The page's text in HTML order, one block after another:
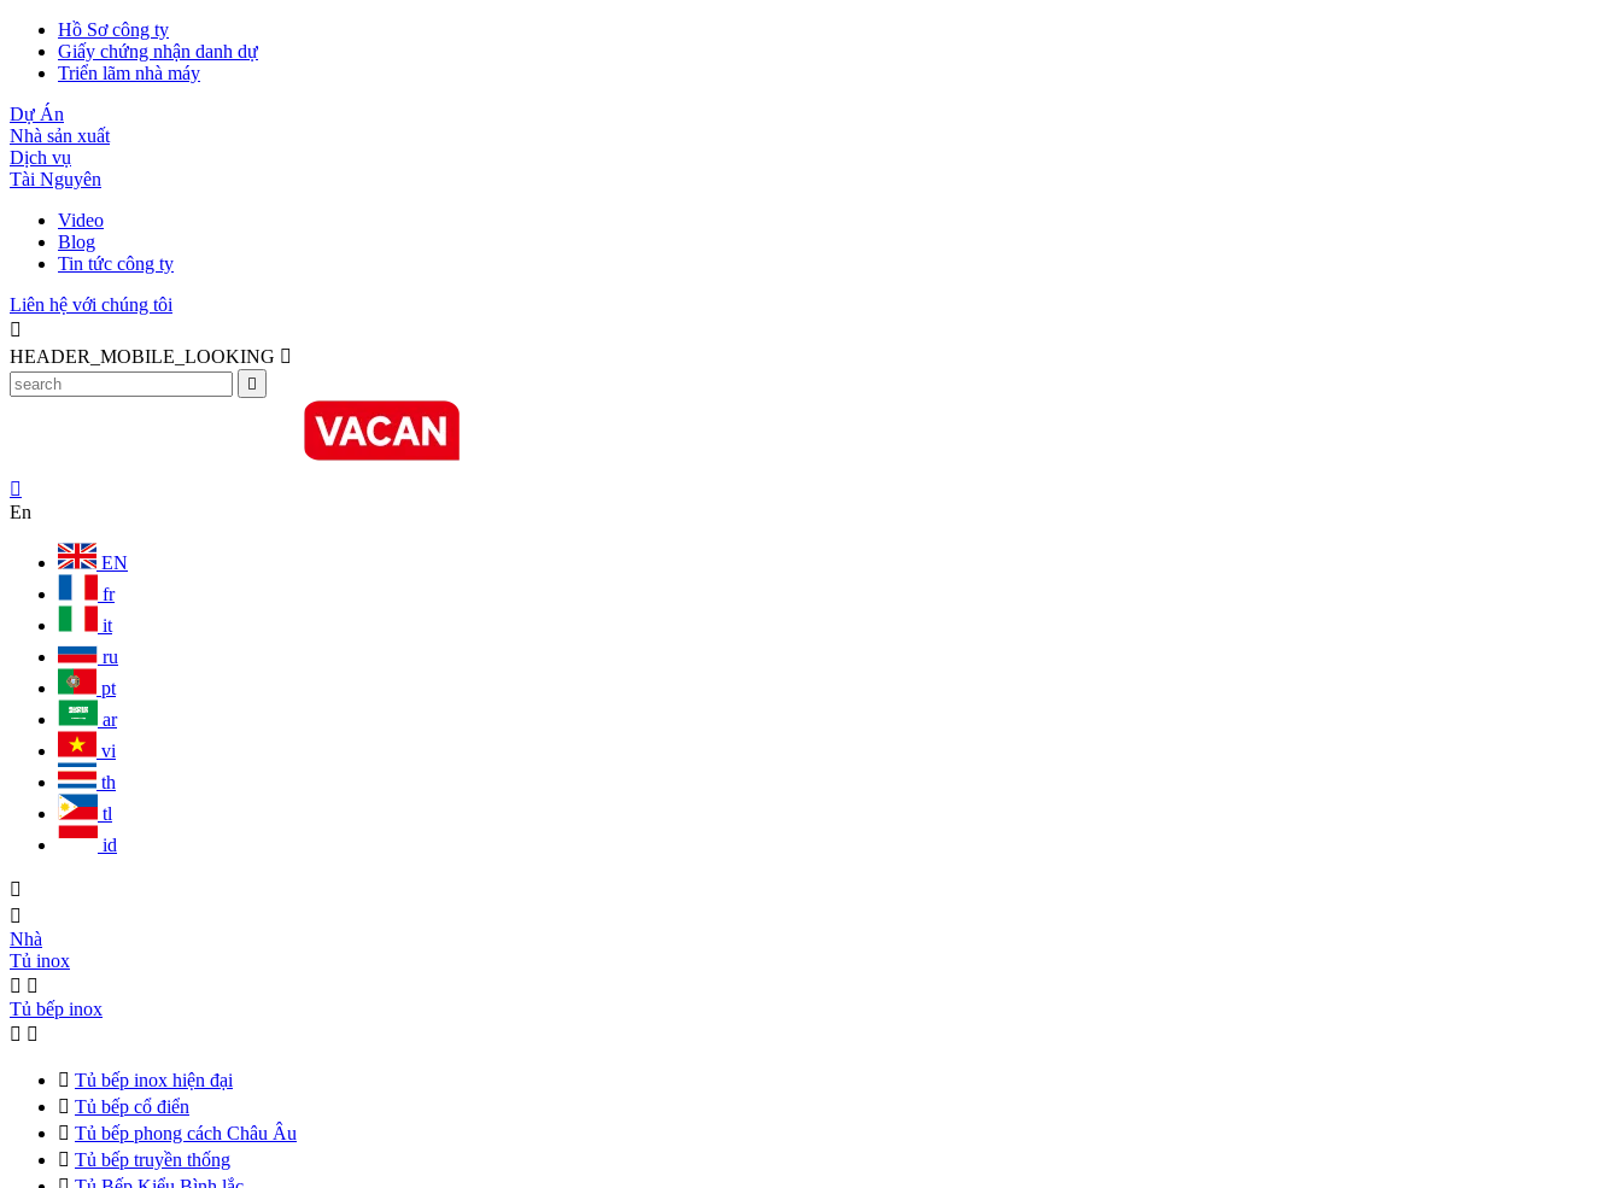
Hồ Sơ công ty
Giấy chứng nhận danh dự
Triển lãm nhà máy
Dự Án
Nhà sản xuất
Dịch vụ
Tài Nguyên
Video
Blog
Tin tức công ty
Liên hệ với chúng tôi

HEADER_MOBILE_LOOKING 


En
EN
fr
it
ru
pt
ar
vi
th
tl
id


Nhà
Tủ inox
 
Tủ bếp inox
 
 Tủ bếp inox hiện đại
 Tủ bếp cổ điển
 Tủ bếp phong cách Châu Âu
 Tủ bếp truyền thống